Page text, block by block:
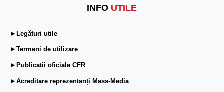
INFO UTILE
►Legături utile
►Termeni de utilizare
►Publicații oficiale CFR
►Acreditare reprezentanți Mass-Media